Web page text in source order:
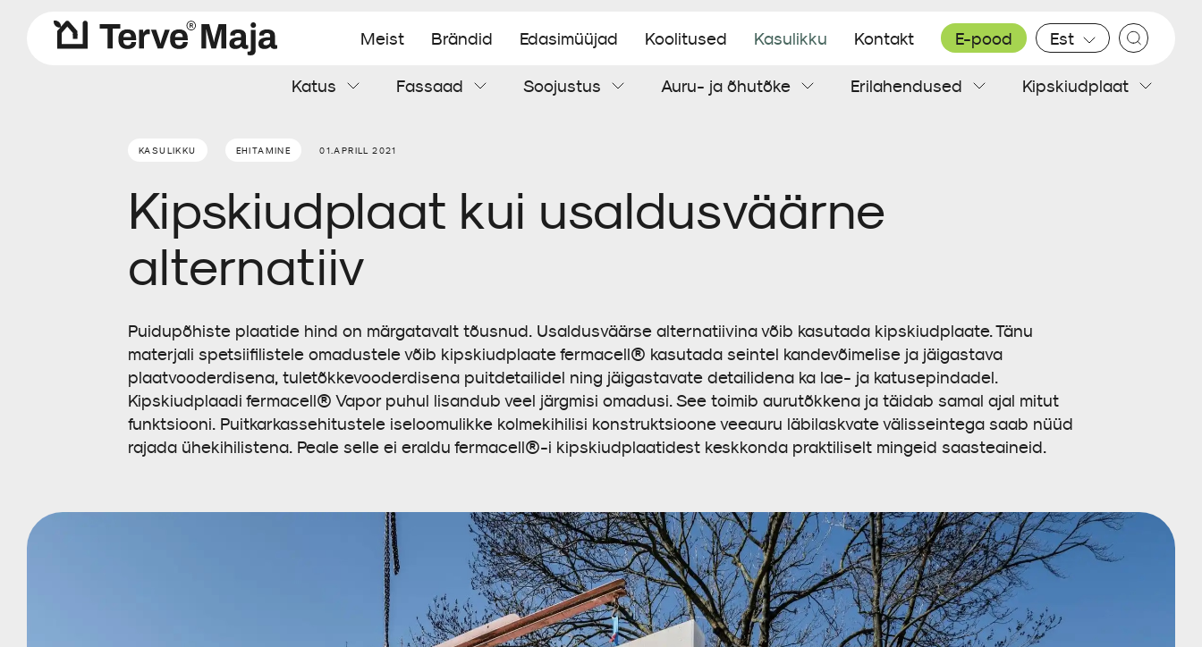
Meist Brändid Edasimüüjad Koolitused Kasulikku Kontakt E-pood Est
Katus
Tuuletõkkeplaat Tihendamistarvikud
Fassaad
Katteplaadid
Soojustus
Soojustusvill
Auru- ja õhutõke Erilahendused
Kaablimansetid
Kipskiudplaat
KipskiudplaatKASULIKKU EHITAMINE 01.APRILL 2021
Kipskiudplaat kui usaldusväärne
alternatiiv
Puidupõhiste plaatide hind on märgatavalt tõusnud. Usaldusväärse alternatiivina võib kasutada kipskiudplaate. Tänu
materjali spetsiifilistele omadustele võib kipskiudplaate fermacell® kasutada seintel kandevõimelise ja jäigastava
plaatvooderdisena, tuletõkkevooderdisena puitdetailidel ning jäigastavate detailidena ka lae- ja katusepindadel.
Kipskiudplaadi fermacell® Vapor puhul lisandub veel järgmisi omadusi. See toimib aurutõkkena ja täidab samal ajal mitut
funktsiooni. Puitkarkassehitustele iseloomulikke kolmekihilisi konstruktsioone veeauru läbilaskvate välisseintega saab nüüd
rajada ühekihilistena. Peale selle ei eraldu fermacell®-i kipskiudplaatidest keskkonda praktiliselt mingeid saasteaineid.